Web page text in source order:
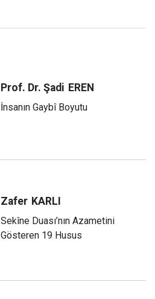
Prof. Dr. Şadi EREN
İnsanın Gaybî Boyutu
Zafer KARLI
Sekîne Duası’nın Azametini
Gösteren 19 Husus